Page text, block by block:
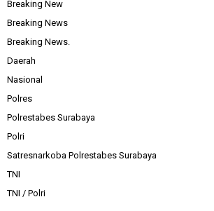
Breaking New
Breaking News
Breaking News.
Daerah
Nasional
Polres
Polrestabes Surabaya
Polri
Satresnarkoba Polrestabes Surabaya
TNI
TNI / Polri